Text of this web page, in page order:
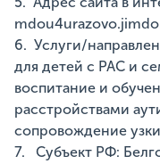
6. Услуги/
для детей с РАС и
воспитание и
расстройствами
сопровождение
7. Субъект РФ: